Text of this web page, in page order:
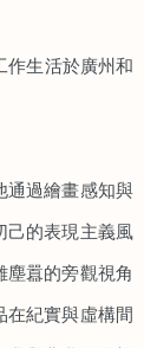
作生活於廣州和
通過繪畫感知與
己的表現主義風
塵囂的旁觀視角
在紀實與虛構間